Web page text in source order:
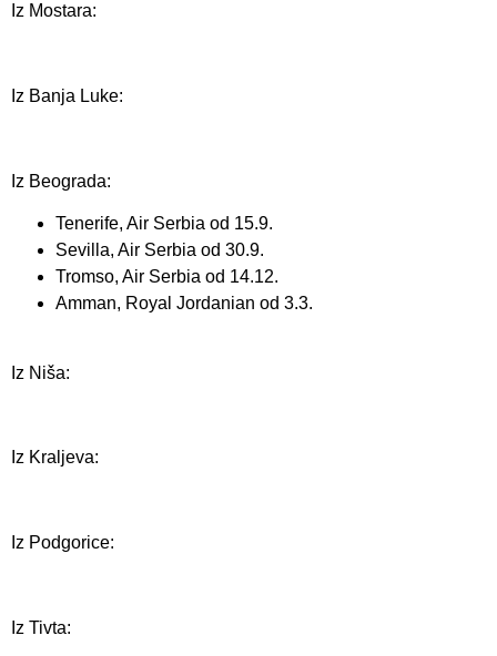
Iz Mostara:
Iz Banja Luke:
Iz Beograda:
Tenerife, Air Serbia od 15.9.
Sevilla, Air Serbia od 30.9.
Tromso, Air Serbia od 14.12.
Amman, Royal Jordanian od 3.3.
Iz Niša:
Iz Kraljeva:
Iz Podgorice:
Iz Tivta: